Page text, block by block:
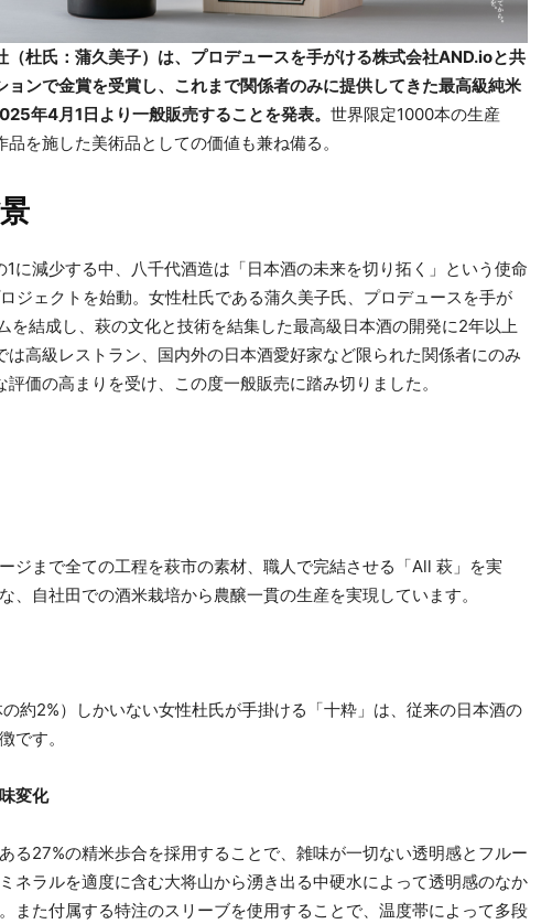
（杜氏：蒲久美子）は、プロデュースを手がける株式会社AND.ioと共
ョンで金賞を受賞し、これまで関係者のみに提供してきた最高級純米
年4月1日より一般販売することを発表。 世界限定1000本の生産
を施した美術品としての価値も兼ね備る。
に減少する中、八千代酒造は「日本酒の未来を切り拓く」という使命
ジェクトを始動。女性杜氏である蒲久美子氏、プロデュースを手が
を結成し、萩の文化と技術を結集した最高級日本酒の開発に2年以上
高級レストラン、国内外の日本酒愛好家など限られた関係者にのみ
価の高まりを受け、この度一般販売に踏み切りました。
ジまで全ての工程を萩市の素材、職人で完結させる「All 萩」を実
、自社田での酒米栽培から農醸一貫の生産を実現しています。
約2%）しかいない女性杜氏が手掛ける「十粋」は、従来の日本酒の
です。
変化
る27%の精米歩合を採用することで、雑味が一切ない透明感とフルー
ネラルを適度に含む大将山から湧き出る中硬水によって透明感のなか
また付属する特注のスリーブを使用することで、温度帯によって多段